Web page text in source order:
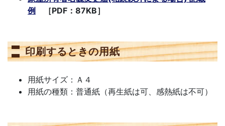
例
［PDF：87KB］
印刷するときの用紙
用紙サイズ：Ａ４
用紙の種類：普通紙（再生紙は可、感熱紙は不可）